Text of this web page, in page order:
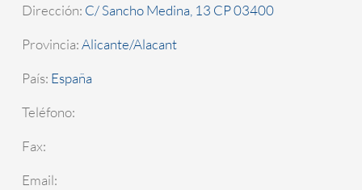
Dirección: C/ Sancho Medina, 13 CP 03400
Provincia:Alicante/Alacant
País: España
Teléfono:
Fax:
Email: